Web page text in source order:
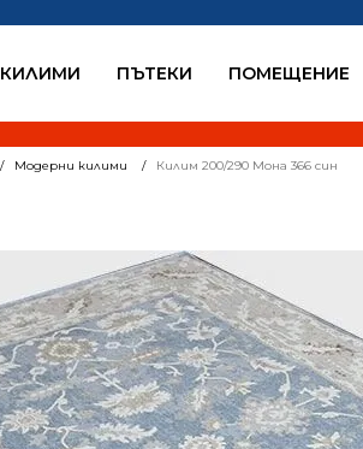
КИЛИМИ ПЪТЕКИ ПОМЕЩЕНИЕ
Модерни килими Килим 200/290 Мона 366 син